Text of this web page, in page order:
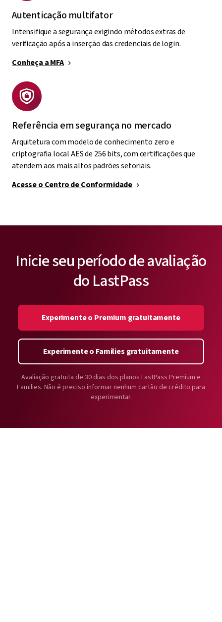
Autenticação multifator
Intensifique a segurança exigindo métodos extras de
verificação após a inserção das credenciais de login.
Conheça a MFA
Referência em segurança no mercado
Arquitetura com modelo de conhecimento zero e
criptografia local AES de 256 bits, com certificações que
atendem aos mais altos padrões setoriais.
Acesse o Centro de Conformidade
Inicie seu período de avaliação
do LastPass
Experimente o Premium gratuitamente
Experimente o Families gratuitamente
Avaliação gratuita de 30 dias dos planos LastPass Premium e
Families. Não é preciso informar nenhum cartão de crédito para
experimentar.